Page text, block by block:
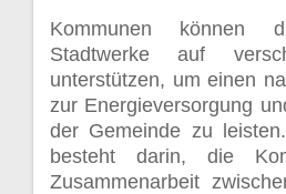
Kommunen können
Stadtwerke auf
unterstützen, um einen
zur Energieversorgung
der Gemeinde zu
besteht darin, die
Zusammenarbeit